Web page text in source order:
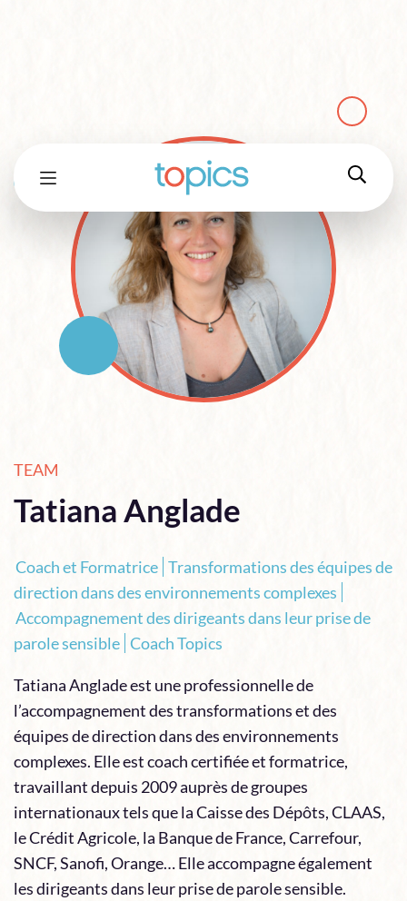
TEAM
Tatiana Anglade
Coach et Formatrice Transformations des équipes de
direction dans des environnements complexes
Accompagnement des dirigeants dans leur prise de
parole sensible Coach Topics
Tatiana Anglade est une professionnelle de
l’accompagnement des transformations et des
équipes de direction dans des environnements
complexes. Elle est coach certifiée et formatrice,
travaillant depuis 2009 auprès de groupes
internationaux tels que la Caisse des Dépôts, CLAAS,
le Crédit Agricole, la Banque de France, Carrefour,
SNCF, Sanofi, Orange… Elle accompagne également
les dirigeants dans leur prise de parole sensible.